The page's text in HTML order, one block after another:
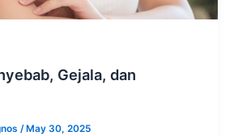
Gejala, dan
/ May 30, 2025